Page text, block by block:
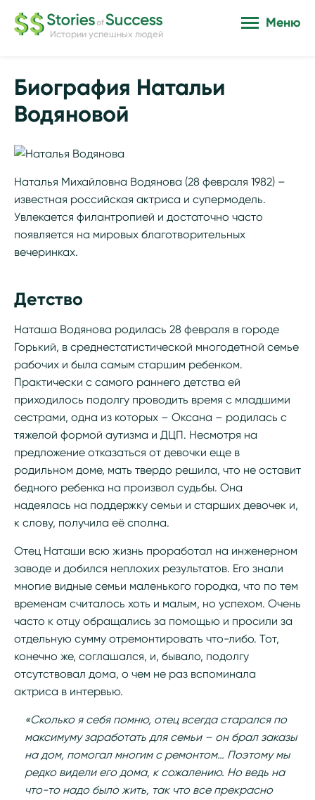
Истории успешных людей
Меню
Биография Натальи
Водяновой
Наталья Михайловна Водянова (28 февраля 1982) –
известная российская актриса и супермодель.
Увлекается филантропией и достаточно часто
появляется на мировых благотворительных
вечеринках.
Детство
Наташа Водянова родилась 28 февраля в городе
Горький, в среднестатистической многодетной семье
рабочих и была самым старшим ребенком.
Практически с самого раннего детства ей
приходилось подолгу проводить время с младшими
сестрами, одна из которых – Оксана – родилась с
тяжелой формой аутизма и ДЦП. Несмотря на
предложение отказаться от девочки еще в
родильном доме, мать твердо решила, что не оставит
бедного ребенка на произвол судьбы. Она
надеялась на поддержку семьи и старших девочек и,
к слову, получила её сполна.
Отец Наташи всю жизнь проработал на инженерном
заводе и добился неплохих результатов. Его знали
многие видные семьи маленького городка, что по тем
временам считалось хоть и малым, но успехом. Очень
часто к отцу обращались за помощью и просили за
отдельную сумму отремонтировать что-либо. Тот,
конечно же, соглашался, и, бывало, подолгу
отсутствовал дома, о чем не раз вспоминала
актриса в интервью.
«Сколько я себя помню, отец всегда старался по
максимуму заработать для семьи – он брал заказы
на дом, помогал многим с ремонтом… Поэтому мы
редко видели его дома, к сожалению. Но ведь на
что-то надо было жить, так что все прекрасно